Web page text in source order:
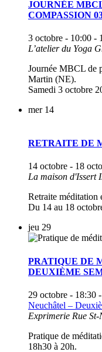
JOURNÉE
COMPASSION
3 octobre - 10:00 -
L’atelier du Yoga
Journée MBCL de
Martin (NE).
Samedi 3 octobre
mer 14
RETRAITE DE
14 octobre - 18
La maison d'Issert
Retraite méditation
Du 14 au 18
jeu 29
PRATIQUE DE
DEUXIÈME
29 octobre - 18:30 -
Neuchâtel –
Exprimerie Rue
Pratique de
18h30 à 20h.